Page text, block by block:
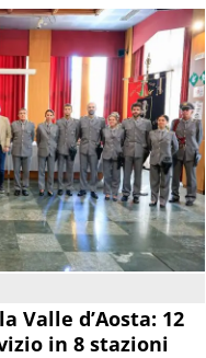
Valle d’Aosta: 12
in 8 stazioni